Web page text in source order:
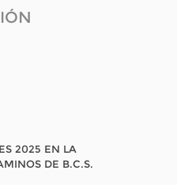
2025 EN LA
DE B.C.S.